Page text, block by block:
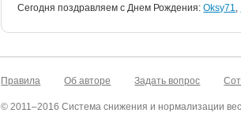
Cегодня поздравляем с Днем Рождения:Oksy71,
Правила Об авторе Задать вопрос
© 2011–2016 Система снижения и нормализации